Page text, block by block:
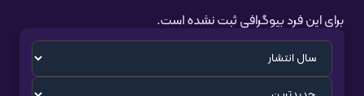
برای این فرد بیوگرافی ثبت نشده است.